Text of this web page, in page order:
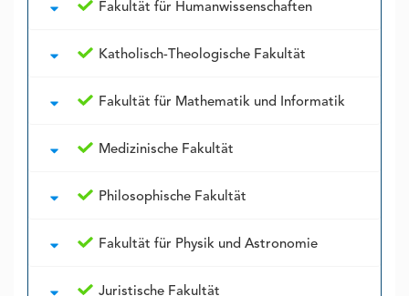
Fakultät für Humanwissenschaften
Katholisch-Theologische Fakultät
Fakultät für Mathematik und Informatik
Medizinische Fakultät
Philosophische Fakultät
Fakultät für Physik und Astronomie
Juristische Fakultät